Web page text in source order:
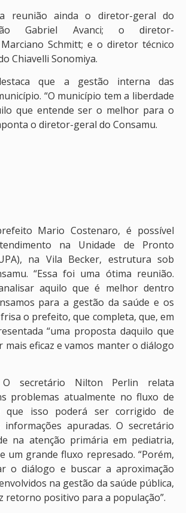
reunião ainda o diretor-geral do
Gabriel Avanci; o diretor-
Schmitt; e o diretor técnico
Chiavelli Sonomiya.
que a gestão interna das
“O município tem a liberdade
que entende ser o melhor para o
o diretor-geral do Consamu.
Mario Costenaro, é possível
na Unidade de Pronto
na Vila Becker, estrutura sob
“Essa foi uma ótima reunião.
aquilo que é melhor dentro
para a gestão da saúde e os
o prefeito, que completa, que, em
“uma proposta daquilo que
mais eficaz e vamos manter o diálogo
O secretário Nilton Perlin relata
problemas atualmente no fluxo de
que isso poderá ser corrigido de
apuradas. O secretário
na atenção primária em pediatria,
um grande fluxo represado. “Porém,
o diálogo e buscar a aproximação
na gestão da saúde pública,
retorno positivo para a população”.